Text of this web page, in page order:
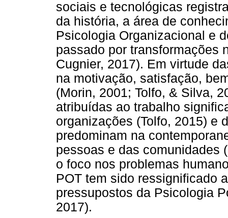
sociais e tecnológicas
da história, a área de
Psicologia Organizacional e
passado por transformações
Cugnier, 2017). Em virtude
na motivação, satisfação,
(Morin, 2001; Tolfo, & Silva,
atribuídas ao trabalho
organizações (Tolfo, 2015) e
predominam na
pessoas e das comunidades
o foco nos problemas
POT tem sido ressignificado
pressupostos da Psicologia
2017).